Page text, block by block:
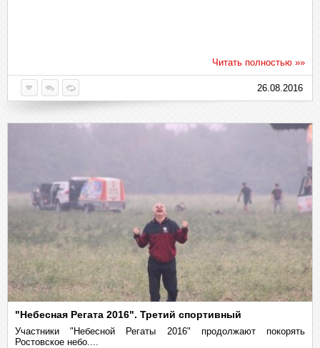
Читать полностью »»
26.08.2016
"Небесная Регата 2016". Третий спортивный
Участники "Небесной Регаты 2016" продолжают покорять
Ростовское небо....